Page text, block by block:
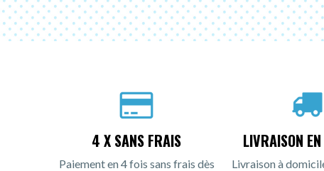
4 X SANS FRAIS
Paiement en 4 fois sans frais dès
LIVRAISON
Livraison à